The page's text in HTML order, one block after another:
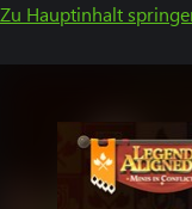
Zu Hauptinhalt